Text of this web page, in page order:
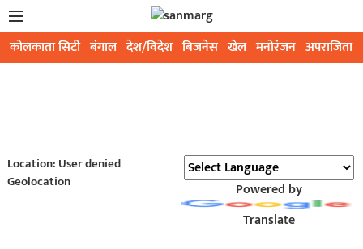
कोलकाता सिटी बंगाल देश/विदेश बिजनेस खेल मनोरंजन अपराजिता
Location: User denied
Geolocation
Powered by
Translate